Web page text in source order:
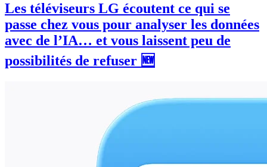
Les téléviseurs LG écoutent ce qui se
passe chez vous pour analyser les données
avec de l’IA… et vous laissent peu de
possibilités de refuser 🆕